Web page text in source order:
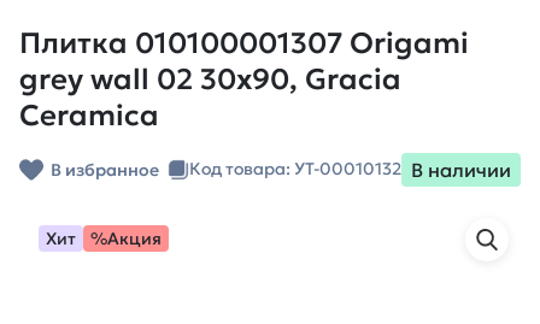
Плитка 010100001307 Origami
grey wall 02 30х90, Gracia
Ceramica
В избранное Код товара: УТ-00010132 В наличии
Хит %Акция